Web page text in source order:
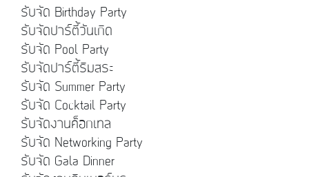
รับจัด Birthday Party
รับจัดปาร์ตี้วันเกิด
รับจัด Pool Party
รับจัดปาร์ตี้ริมสระ
รับจัด Summer Party
รับจัด Cocktail Party
รับจัดงานค็อกเทล
รับจัด Networking Party
รับจัด Gala Dinner